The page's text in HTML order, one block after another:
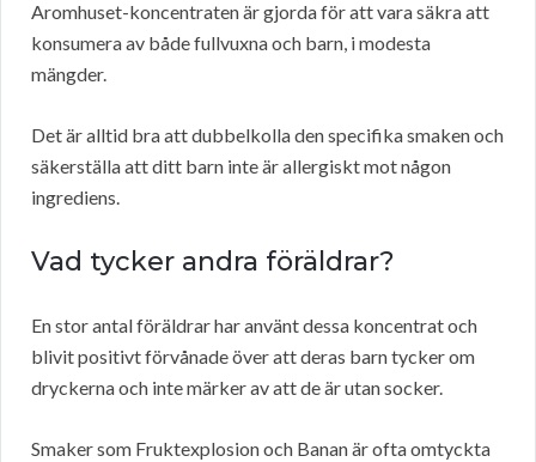
Aromhuset-koncentraten är gjorda för att vara säkra att
konsumera av både fullvuxna och barn, i modesta
mängder.
Det är alltid bra att dubbelkolla den specifika smaken och
säkerställa att ditt barn inte är allergiskt mot någon
ingrediens.
Vad tycker andra föräldrar?
En stor antal föräldrar har använt dessa koncentrat och
blivit positivt förvånade över att deras barn tycker om
dryckerna och inte märker av att de är utan socker.
Smaker som Fruktexplosion och Banan är ofta omtyckta